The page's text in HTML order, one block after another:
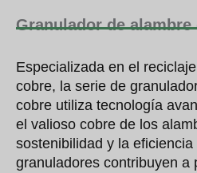
Granulador de alambre
Especializada en el
cobre, la serie de
cobre utiliza tecnología
el valioso cobre de los
sostenibilidad y la
granuladores contribuyen a